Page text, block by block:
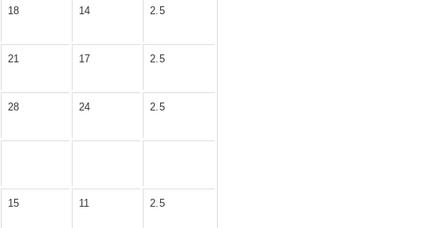
18 14 2.5
21 17 2.5
28 24 2.5
15 11 2.5